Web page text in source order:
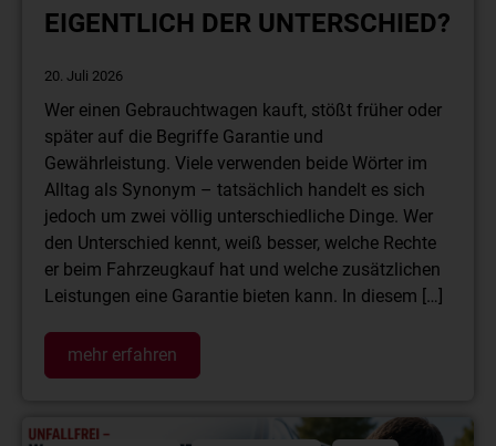
EIGENTLICH DER UNTERSCHIED?
20. Juli 2026
Wer einen Gebrauchtwagen kauft, stößt früher oder
später auf die Begriffe Garantie und
Gewährleistung. Viele verwenden beide Wörter im
Alltag als Synonym – tatsächlich handelt es sich
jedoch um zwei völlig unterschiedliche Dinge. Wer
den Unterschied kennt, weiß besser, welche Rechte
er beim Fahrzeugkauf hat und welche zusätzlichen
Leistungen eine Garantie bieten kann. In diesem […]
mehr erfahren